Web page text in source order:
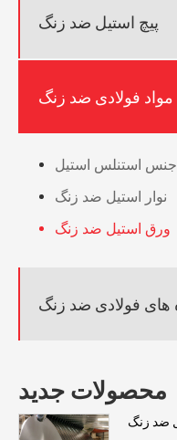
پیچ استیل ضد زنگ
مواد فولادی ضد زنگ
جنس استنلس استیل
نوار استیل ضد زنگ
ورق استیل ضد زنگ
های فولادی ضد زنگ
محصولات جدید
ضد زنگ